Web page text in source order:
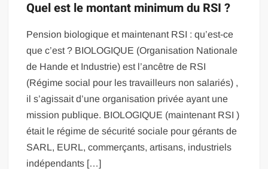
Quel est le montant minimum du RSI ?
Pension biologique et maintenant RSI : qu’est-ce
que c’est ? BIOLOGIQUE (Organisation Nationale
de Hande et Industrie) est l’ancêtre de RSI
(Régime social pour les travailleurs non salariés) ,
il s’agissait d’une organisation privée ayant une
mission publique. BIOLOGIQUE (maintenant RSI )
était le régime de sécurité sociale pour gérants de
SARL, EURL, commerçants, artisans, industriels
indépendants […]